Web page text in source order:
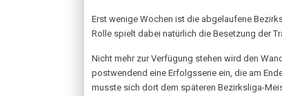
Erst wenige Wochen ist die abgelaufene
Rolle spielt dabei natürlich die Besetzung der
Nicht mehr zur Verfügung stehen wird den
postwendend eine Erfolgsserie ein, die am
musste sich dort dem späteren Bezirksliga-